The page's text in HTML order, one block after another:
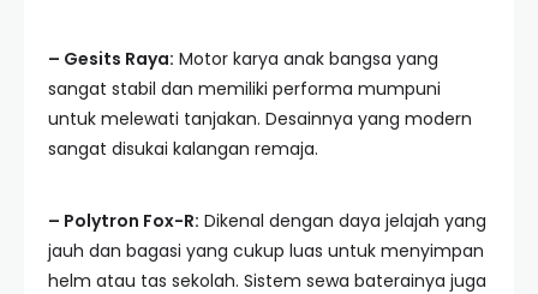
– Gesits Raya: Motor karya anak bangsa yang
sangat stabil dan memiliki performa mumpuni
untuk melewati tanjakan. Desainnya yang modern
sangat disukai kalangan remaja.
– Polytron Fox-R: Dikenal dengan daya jelajah yang
jauh dan bagasi yang cukup luas untuk menyimpan
helm atau tas sekolah. Sistem sewa baterainya juga